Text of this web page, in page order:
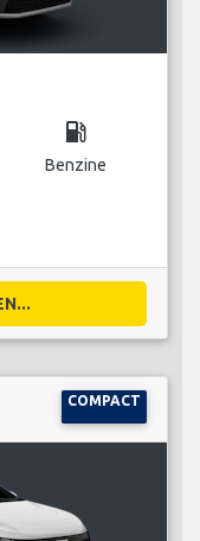
local_gas_station
Benzine
COMPACT